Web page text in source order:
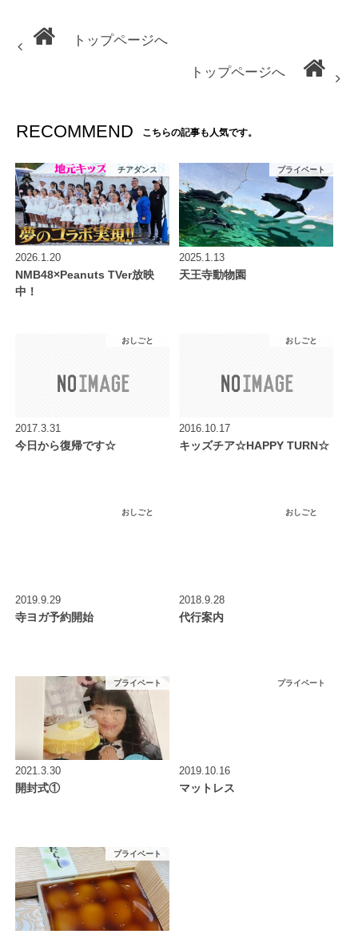
トップページへ
トップページへ
RECOMMEND こちらの記事も人気です。
チアダンス
2026.1.20
NMB48×Peanuts TVer放映
中！
プライベート
2025.1.13
天王寺動物園
おしごと
2017.3.31
今日から復帰です☆
おしごと
2016.10.17
キッズチア☆HAPPY TURN☆
おしごと
2019.9.29
寺ヨガ予約開始
おしごと
2018.9.28
代行案内
プライベート
2021.3.30
開封式①
プライベート
2019.10.16
マットレス
プライベート